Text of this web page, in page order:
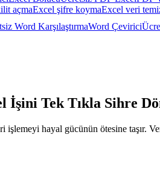
açmaExcel şifre koymaExcel veri
Word KarşılaştırmaWord Çevirici
İşini Tek Tıkla Sihre
hayal gücünün ötesine taşır.